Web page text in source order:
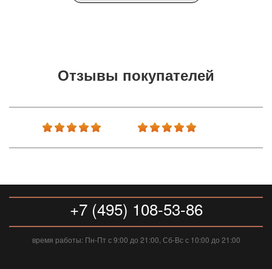
Отзывы покупателей
+7 (495) 108-53-86
время работы: Пн-Пт с 9:00 до 21:00, Сб-Вс с 10:00 до 21:00